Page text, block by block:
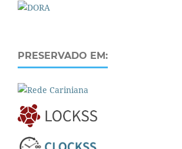
PRESERVADO EM: